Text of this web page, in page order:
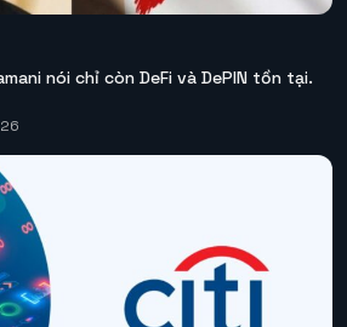
nói chỉ còn DeFi và DePIN tồn tại.